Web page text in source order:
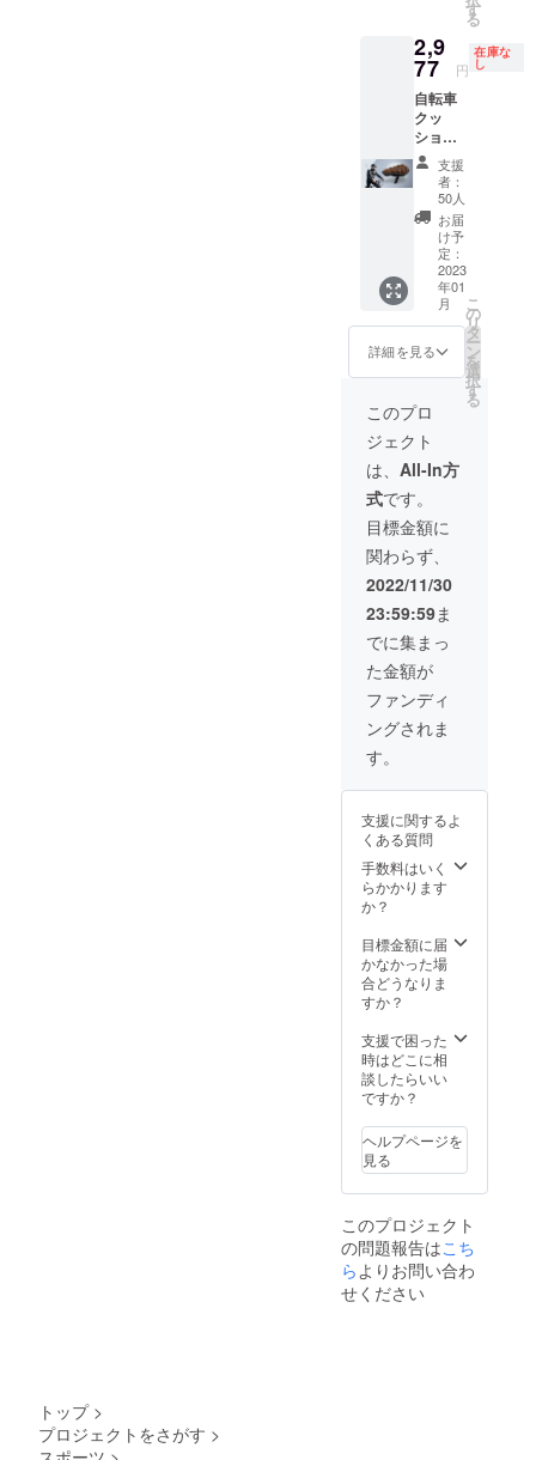
荷時期
が遅れ
る場合
があり
ます。
※発送等
の情報
につき
まし
て、個
別にご
連絡い
たしま
せんの
で、必
レポー
トをご
願い致
しま
す。
ン・仕
様は変
更にな
る可能
性もご
ざいま
す。ご
了承く
ださ
い。 ※
ご注文
状況、
使用部
材の供
給状
況、製
造工程
より出
が遅れ
る場合
があり
ます。
※発送等
の情報
につき
まし
別にご
連絡い
たしま
せんの
で、必
ず活動
レポー
願い致
しま
す。
とMの2
からお
選びい
ただけ
ます。
※皆様の
応援購
入によ
り量産
効率が
向上し
た場
合、正
規販売
価格が
販売予
定価格
より下
ござい
ます。
※デザイ
ン・仕
様は変
更にな
る可能
性もご
ざいま
す。ご
了承く
ださ
い。 ※
ご注文
状況、
使用部
材の供
給状
上の都
合等に
より出
荷時期
が遅れ
る場合
※発送等
の情報
につき
別にご
連絡い
たしま
せんの
ず活動
レポー
トをご
確認お
しま
す。
す
る
2,9
77 円
在庫な
し
自転車
クッ
ション
CM2.0
x1
［一般
販売予
定価格
4,580円
35%OF
F］ ※サ
イズはS
とMの2
サイズ
からお
選びい
ただけ
ます。
※皆様の
応援購
入によ
り量産
効率が
向上し
た場
合、正
規販売
価格が
販売予
定価格
より下
がる可
能性も
※デザイ
様は変
更にな
る可能
性もご
ざいま
了承く
ださ
い。 ※
ご注文
使用部
材の供
給状
況、製
上の都
合等に
より出
荷時期
る場合
があり
ます。
※発送等
の情報
支援
者：
50人
お届
け予
定：
2023
年01
月
詳細を見る
こ
の
リ
タ
ー
ン
を
選
択
す
る
このプロ
ジェクト
は、 All-In方
式です。
目標金額に
関わらず、
2022/11/30
23:59:59ま
でに集まっ
た金額が
ファンディ
ングされま
す。
支援に関するよ
くある質問
手数料はいく
らかかります
か？
目標金額に届
かなかった場
合どうなりま
すか？
支援で困った
時はどこに相
談したらいい
ですか？
ヘルプページを
見る
このプロジェクト
の問題報告はこち
ら よりお問い合わ
せください
トップ >
プロジェクトをさがす >